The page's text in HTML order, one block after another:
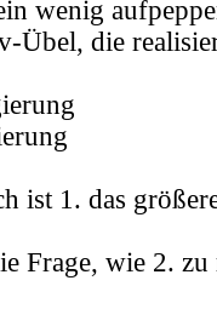
wenig
Übel, die
ist 1. das
Frage, wie 2. zu